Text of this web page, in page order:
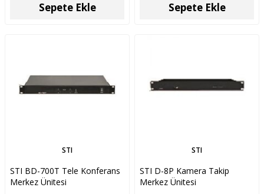
Sepete Ekle Sepete Ekle
STI
STI BD-700T Tele Konferans
Merkez Ünitesi
STI
STI D-8P Kamera Takip
Merkez Ünitesi